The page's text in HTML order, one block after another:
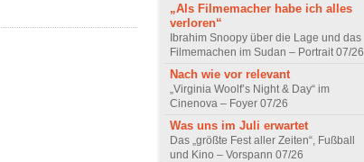
„Als Filmemacher habe ich alles
verloren“
Ibrahim Snoopy über die Lage und das
Filmemachen im Sudan – Portrait 07/26
Nach wie vor relevant
„Virginia Woolf’s Night & Day“ im
Cinenova – Foyer 07/26
Was uns im Juli erwartet
Das „größte Fest aller Zeiten“, Fußball
und Kino – Vorspann 07/26